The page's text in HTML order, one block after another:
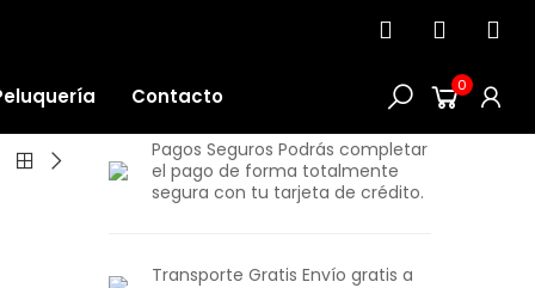
Contacto 0
Pagos Seguros Podrás completar
el pago de forma totalmente
segura con tu tarjeta de crédito.
Transporte Gratis Envío gratis a